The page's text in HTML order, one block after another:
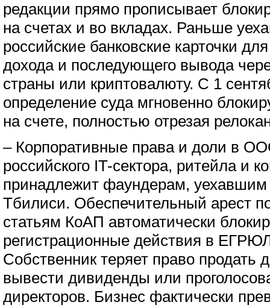
редакции прямо прописывает
на счетах и во вкладах. Раньше
российские банковские карточки
дохода и последующего вывода
страны или криптовалюту. С 1
определение суда мгновенно
на счете, полностью отрезая
– Корпоративные права и доли в
российского IT-сектора, ритейла и
принадлежит фаундерам,
Тбилиси. Обеспечительный арест
статьям КоАП автоматически
регистрационные действия в
Собственник теряет право продать
вывести дивиденды или
директоров. Бизнес фактически